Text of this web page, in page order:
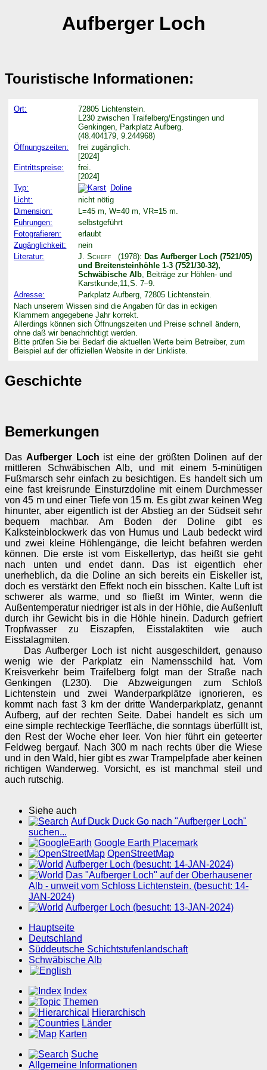
Aufberger Loch
Touristische Informationen:
Ort:
72805 Lichtenstein.
L230 zwischen Traifelberg/Engstingen und
Genkingen, Parkplatz Aufberg.
(48.404179, 9.244968)
Öffnungszeiten:
frei zugänglich.
[2024]
Eintrittspreise:
frei.
[2024]
Typ:
Doline
Licht:
nicht nötig
Dimension:
L=45 m, W=40 m, VR=15 m.
Führungen:
selbstgeführt
Fotografieren:
erlaubt
Zugänglichkeit:
nein
Literatur:
J. Scheff (1978): Das Aufberger Loch (7521/05)
und Breitensteinhöhle 1-3 (7521/30-32),
Schwäbische Alb , Beiträge zur Höhlen- und
Karstkunde,11,S. 7–9.
Adresse:
Parkplatz Aufberg, 72805 Lichtenstein.
Nach unserem Wissen sind die Angaben für das in eckigen
Klammern angegebene Jahr korrekt.
Allerdings können sich Öffnungszeiten und Preise schnell ändern,
ohne daß wir benachrichtigt werden.
Bitte prüfen Sie bei Bedarf die aktuellen Werte beim Betreiber, zum
Beispiel auf der offiziellen Website in der Linkliste.
Geschichte
Bemerkungen
Das Aufberger Loch ist eine der größten Dolinen auf der
mittleren Schwäbischen Alb, und mit einem 5-minütigen
Fußmarsch sehr einfach zu besichtigen. Es handelt sich um
eine fast kreisrunde Einsturzdoline mit einem Durchmesser
von 45 m und einer Tiefe von 15 m. Es gibt zwar keinen Weg
hinunter, aber eigentlich ist der Abstieg an der Südseit sehr
bequem machbar. Am Boden der Doline gibt es
Kalksteinblockwerk das von Humus und Laub bedeckt wird
und zwei kleine Höhlengänge, die leicht befahren werden
können. Die erste ist vom Eiskellertyp, das heißt sie geht
nach unten und endet dann. Das ist eigentlich eher
unerheblich, da die Doline an sich bereits ein Eiskeller ist,
doch es verstärkt den Effekt noch ein bisschen. Kalte Luft ist
schwerer als warme, und so fließt im Winter, wenn die
Außentemperatur niedriger ist als in der Höhle, die Außenluft
durch ihr Gewicht bis in die Höhle hinein. Dadurch gefriert
Tropfwasser zu Eiszapfen, Eisstalaktiten wie auch
Eisstalagmiten.
Das Aufberger Loch ist nicht ausgeschildert, genauso
wenig wie der Parkplatz ein Namensschild hat. Vom
Kreisverkehr beim Traifelberg folgt man der Straße nach
Genkingen (L230). Die Abzweigungen zum Schloß
Lichtenstein und zwei Wanderparkplätze ignorieren, es
kommt nach fast 3 km der dritte Wanderparkplatz, genannt
Aufberg, auf der rechten Seite. Dabei handelt es sich um
eine simple rechteckige Teerfläche, die sonntags überfüllt ist,
den Rest der Woche eher leer. Von hier führt ein geteerter
Feldweg bergauf. Nach 300 m nach rechts über die Wiese
und in den Wald, hier gibt es zwar Trampelpfade aber keinen
richtigen Wanderweg. Vorsicht, es ist manchmal steil und
auch rutschig.
Siehe auch
Auf Duck Duck Go nach "Aufberger Loch"
suchen...
Google Earth Placemark
OpenStreetMap
Aufberger Loch (besucht: 14-JAN-2024)
Das "Aufberger Loch" auf der Oberhausener
Alb - unweit vom Schloss Lichtenstein. (besucht: 14-
JAN-2024)
Aufberger Loch (besucht: 13-JAN-2024)
Hauptseite
Deutschland
Süddeutsche Schichtstufenlandschaft
Schwäbische Alb
Index
Themen
Hierarchisch
Länder
Karten
Suche
Allgemeine Informationen